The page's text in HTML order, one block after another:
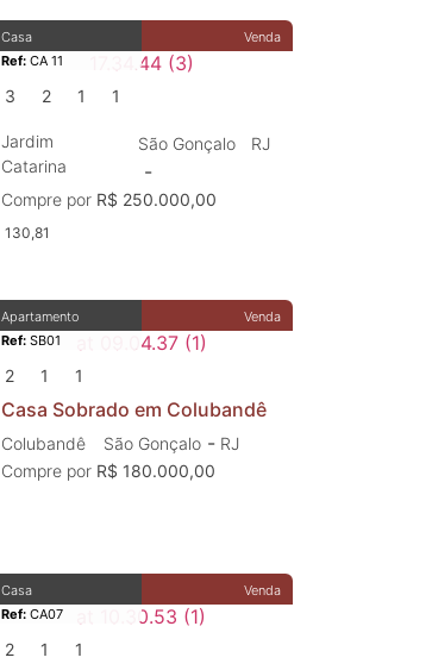
Venda
Casa
Ref: CA 11
3 2 1 1
Jardim
Catarina
São Gonçalo
-
RJ
Compre por R$ 250.000,00
130,81
Venda
Apartamento
Ref: SB01
2 1 1
Casa Sobrado em Colubandê
Colubandê São Gonçalo - RJ
Compre por R$ 180.000,00
Venda
Casa
Ref: CA07
2 1 1